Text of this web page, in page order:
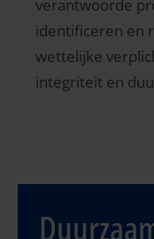
verantwoorde
identificeren en
wettelijke
integriteit en